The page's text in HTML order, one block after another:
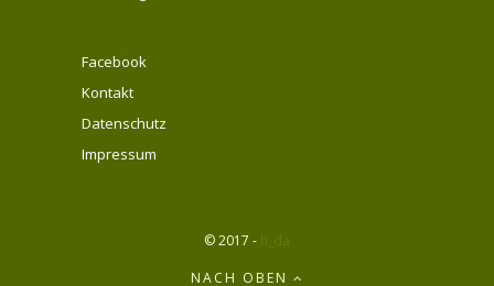
Facebook
Kontakt
Datenschutz
Impressum
© 2017 -
NACH OBEN